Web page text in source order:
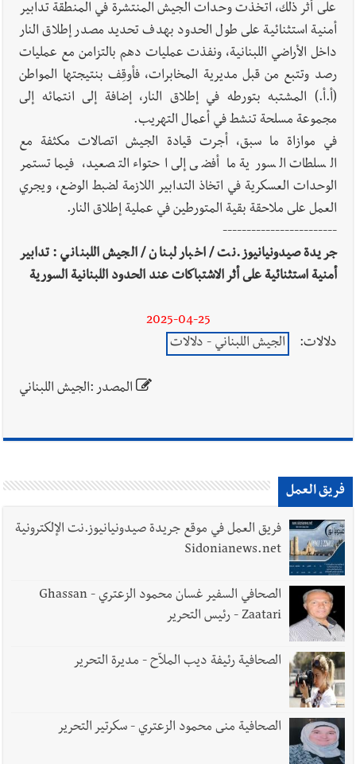
العالم العربي
رجل الاعمال الاماراتي خلف الحبتور : 112 شهيداً
شُيّعوا في ‫غزة‬ بعد أن بقوا تحت الأنقاض منذ عام 2023: أيُعقل أن
يبقى الشعب الفلسطيني يعيش كل هذا الألم؟ وإلى متى تستمر هذه
المعاناة التي تمزق القلوب والضمائر؟
أخبار العالم
الرئيس الأميركي ترامب يحذّر إيران من ضربة قوية...
وإعلام إيراني: الاتّفاق مع عُمان مؤجّل ما دامت التهديدات مستمرّة
على أثر ذلك، اتخذت وحدات الجيش المنتشرة في المنطقة تدابير
أمنية استثنائية على طول الحدود بهدف تحديد مصدر إطلاق النار
داخل الأراضي اللبنانية، ونفذت عمليات دهم بالتزامن مع عمليات
رصد وتتبع من قبل مديرية المخابرات، فأوقِف بنتيجتها المواطن
(أ.أ.) المشتبه بتورطه في إطلاق النار، إضافة إلى انتمائه إلى
مجموعة مسلحة تنشط في أعمال التهريب.
في موازاة ما سبق، أجرت قيادة الجيش اتصالات مكثفة مع
السلطات السورية ما أفضى إلى احتواء التصعيد، فيما تستمر
الوحدات العسكرية في اتخاذ التدابير اللازمة لضبط الوضع، ويجري
العمل على ملاحقة بقية المتورطين في عملية إطلاق النار.
------------------------
جريدة صيدونيانيوز.نت / اخبار لبنان / الجيش اللبناني : تدابير
أمنية استثنائية على أثر الاشتباكات عند الحدود اللبنانية السورية
2025-04-25
دلالات:
الجيش اللبناني - دلالات
المصدر :الجيش اللبناني
فريق العمل
فريق العمل في موقع جريدة صيدونيانيوز.نت الإلكترونية
Sidonianews.net
الصحافي السفير غسان محمود الزعتري - Ghassan
Zaatari - رئيس التحرير
الصحافية رئيفة ديب الملاّح - مديرة التحرير
الصحافية منى محمود الزعتري - سكرتير التحرير